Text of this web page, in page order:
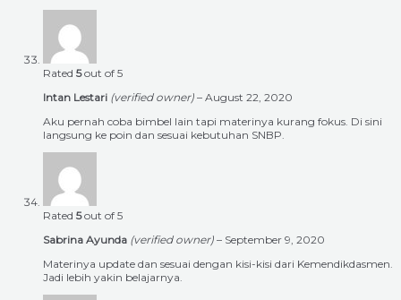
Rated 5out of 5
Intan Lestari (verified owner) – August 22, 2020
Aku pernah coba bimbel lain tapi materinya kurang fokus. Di sini
langsung ke poin dan sesuai kebutuhan SNBP.
Rated 5out of 5
Sabrina Ayunda (verified owner) – September 9, 2020
Materinya update dan sesuai dengan kisi-kisi dari Kemendikdasmen.
Jadi lebih yakin belajarnya.